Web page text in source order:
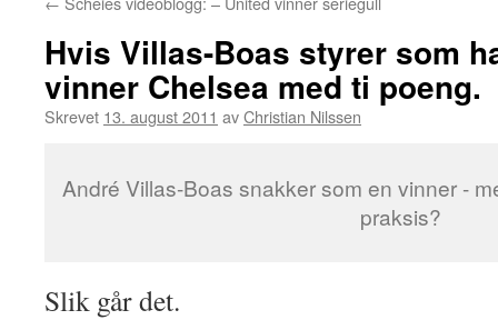
Hvis Villas-Boas styrer som
vinner Chelsea med ti poeng.
Skrevet 13. august 2011 avChristian Nilssen
André Villas-Boas snakker som en vinner -
praksis?
Slik går det.